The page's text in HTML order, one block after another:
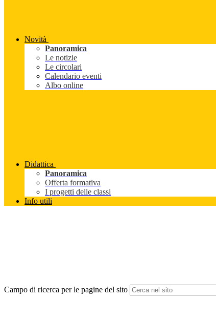
Novità
Panoramica
Le notizie
Le circolari
Calendario eventi
Albo online
Didattica
Panoramica
Offerta formativa
I progetti delle classi
Info utili
Campo di ricerca per le pagine del sito